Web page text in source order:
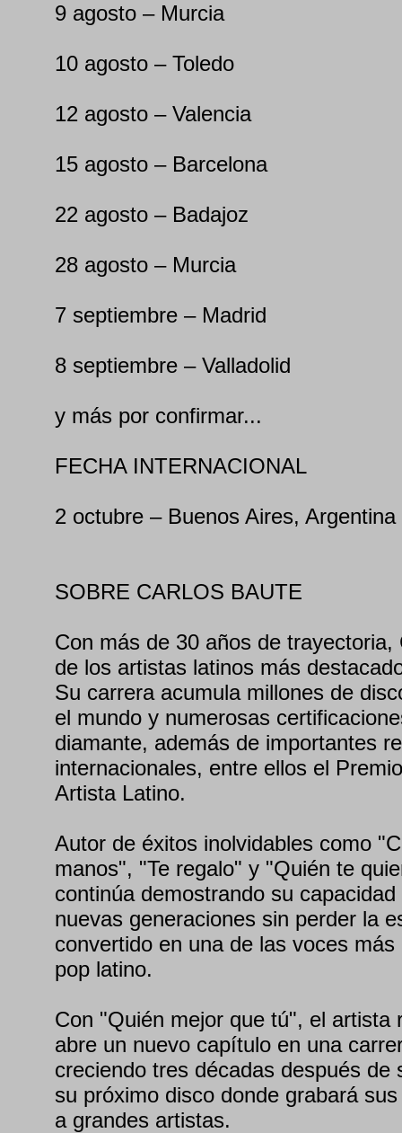
9 agosto – Murcia
10 agosto – Toledo
12 agosto – Valencia
15 agosto – Barcelona
22 agosto – Badajoz
28 agosto – Murcia
7 septiembre – Madrid
8 septiembre – Valladolid
y más por confirmar...
FECHA INTERNACIONAL
2 octubre – Buenos Aires, Argentina
SOBRE CARLOS BAUTE
Con más de 30 años de
de los artistas latinos más
Su carrera acumula millones de
el mundo y numerosas
diamante, además de importantes
internacionales, entre ellos el
Artista Latino.
Autor de éxitos inolvidables como
manos", "Te regalo" y "Quién te
continúa demostrando su
nuevas generaciones sin perder la
convertido en una de las voces
pop latino.
Con "Quién mejor que tú", el artista
abre un nuevo capítulo en una
creciendo tres décadas después de
su próximo disco donde grabará
a grandes artistas.